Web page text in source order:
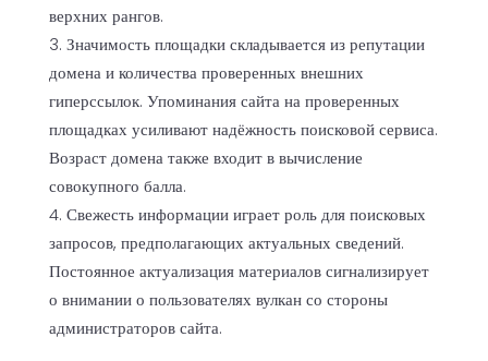
верхних рангов.
Значимость площадки складывается из репутации
домена и количества проверенных внешних
гиперссылок. Упоминания сайта на проверенных
площадках усиливают надёжность поисковой сервиса.
Возраст домена также входит в вычисление
совокупного балла.
Свежесть информации играет роль для поисковых
запросов, предполагающих актуальных сведений.
Постоянное актуализация материалов сигнализирует
о внимании о пользователях вулкан со стороны
администраторов сайта.